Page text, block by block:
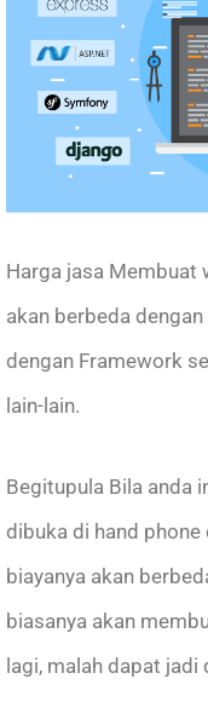
Harga jasa Membuat
akan berbeda
dengan Framework
lain-lain.
Begitupula Bila anda
dibuka di hand
biayanya akan
biasanya akan
lagi, malah dapat jadi